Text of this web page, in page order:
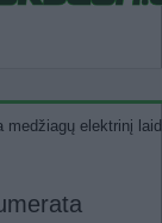
medžiagų elektrinį